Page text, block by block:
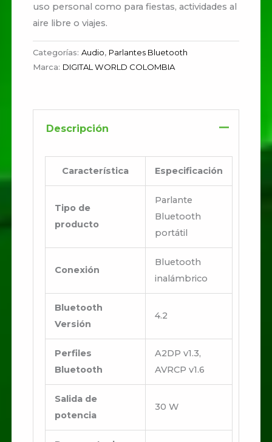
uso personal como para fiestas, actividades al
aire libre o viajes.
Categorías:Audio, Parlantes Bluetooth
Marca: DIGITAL WORLD COLOMBIA
Descripción
Característica Especificación
Tipo de
producto
Parlante
Bluetooth
portátil
Conexión
Bluetooth
inalámbrico
Bluetooth
Versión
4.2
Perfiles
Bluetooth
A2DP v1.3,
AVRCP v1.6
Salida de
potencia
30 W